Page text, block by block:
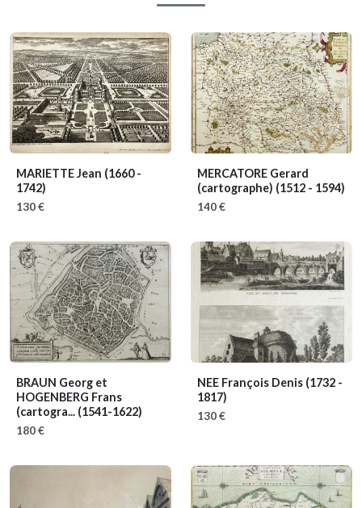
MARIETTE Jean (1660 -
1742)
130 €
MERCATORE Gerard
(cartographe) (1512 - 1594)
140 €
BRAUN Georg et
HOGENBERG Frans
(cartogra... (1541-1622)
180 €
NEE François Denis (1732 -
1817)
130 €